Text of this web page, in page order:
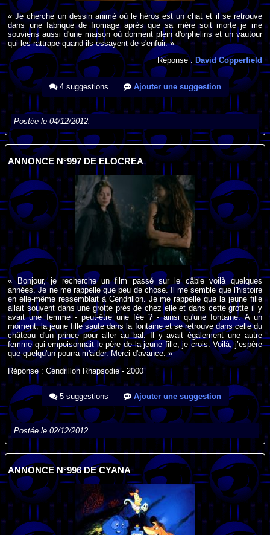
« Je cherche un dessin animé où le héros est un chat et il se retrouve
dans une fabrique de fromage après que sa mère soit morte je me
souviens aussi d'une maison où dorment plein d'orphelins et un vautour
qui les rattrape quand ils essayent de s'enfuir. »
Réponse : David Copperfield
4 suggestions Ajouter une suggestion
Postée le 04/12/2012.
ANNONCE N°997 DE ELOCREA
« Bonjour, je recherche un film passé sur le câble voilà quelques
années. Je ne me rappelle que peu de chose. Il me semble que l'histoire
en elle-même ressemblait à Cendrillon. Je me rappelle que la jeune fille
allait souvent dans une grotte près de chez elle et dans cette grotte il y
avait une femme - peut-être une fée ? - ainsi qu'une fontaine. A un
moment, la jeune fille saute dans la fontaine et se retrouve dans celle du
château d'un prince pour aller au bal. Il y avait également une autre
femme qui empoisonnait le père de la jeune fille, je crois. Voilà, j’espère
que quelqu'un pourra m'aider. Merci d'avance. »
Réponse : Cendrillon Rhapsodie - 2000
5 suggestions Ajouter une suggestion
Postée le 02/12/2012.
ANNONCE N°996 DE CYANA